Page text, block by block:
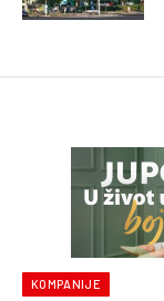
KOMPANIJE